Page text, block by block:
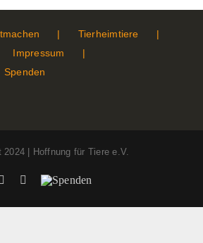
Tierheimtiere
Impressum
Spenden
2024 | Hoffnung für Tiere e.V.
FacebookInstagram
Spenden